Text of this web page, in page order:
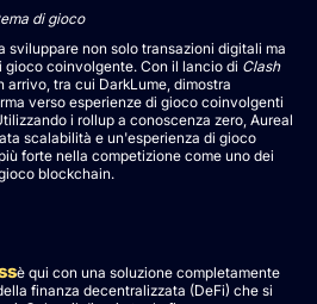
di gioco
sviluppare non solo transazioni digitali ma
gioco coinvolgente. Con il lancio di Clash
tra cui DarkLume, dimostra
verso esperienze di gioco coinvolgenti
i rollup a conoscenza zero, Aureal
scalabilità e un'esperienza di gioco
forte nella competizione come uno dei
blockchain.
è qui con una soluzione completamente
finanza decentralizzata (DeFi) che si